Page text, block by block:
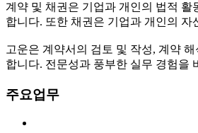
계약 및 채권은 기업과 개인의 법적
합니다. 또한 채권은 기업과 개인의
고운은 계약서의 검토 및 작성, 계약
합니다. 전문성과 풍부한 실무 경험을
주요업무